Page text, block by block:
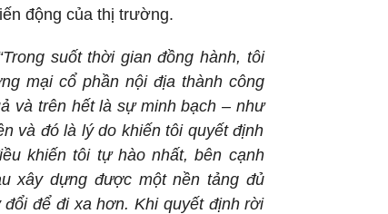
động của thị trường.
suốt thời gian đồng hành, tôi
mại cổ phần nội địa thành công
và trên hết là sự minh bạch – như
và đó là lý do khiến tôi quyết định
khiến tôi tự hào nhất, bên cạnh
xây dựng được một nền tảng đủ
để đi xa hơn. Khi quyết định rời